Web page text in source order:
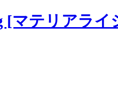
[マテリアライ